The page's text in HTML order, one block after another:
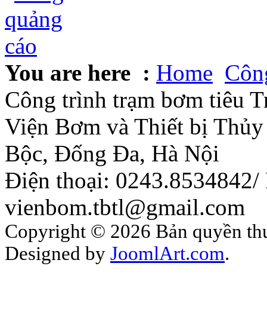
You are here : Home
Công trình trạm bơm tiêu
Viện Bơm và Thiết bị
Bộc, Đống Đa, Hà Nội
Điện thoại:
vienbom.tbtl@gmail.com
Copyright © 2026 Bản quyền
Designed by JoomlArt.com.